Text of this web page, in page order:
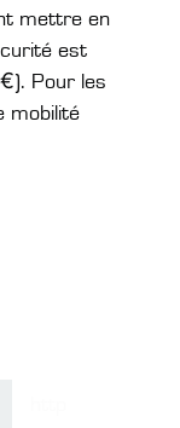
mettre en
est
Pour les
mobilité